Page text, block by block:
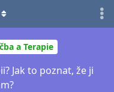
a Terapie
Jak to poznat, že ji